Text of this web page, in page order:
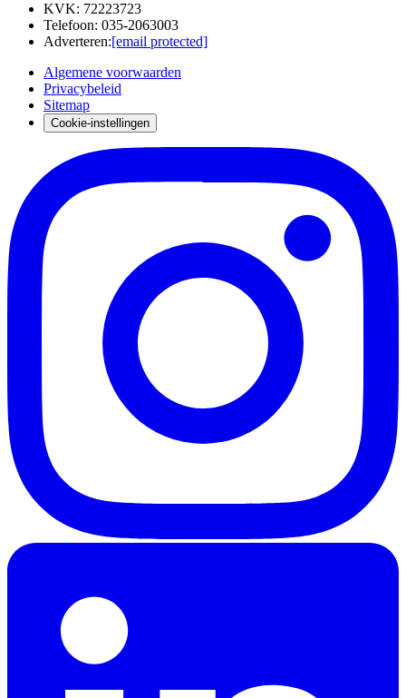
KVK: 72223723
Telefoon: 035-2063003
Adverteren:[email protected]
Algemene voorwaarden
Privacybeleid
Sitemap
Cookie-instellingen